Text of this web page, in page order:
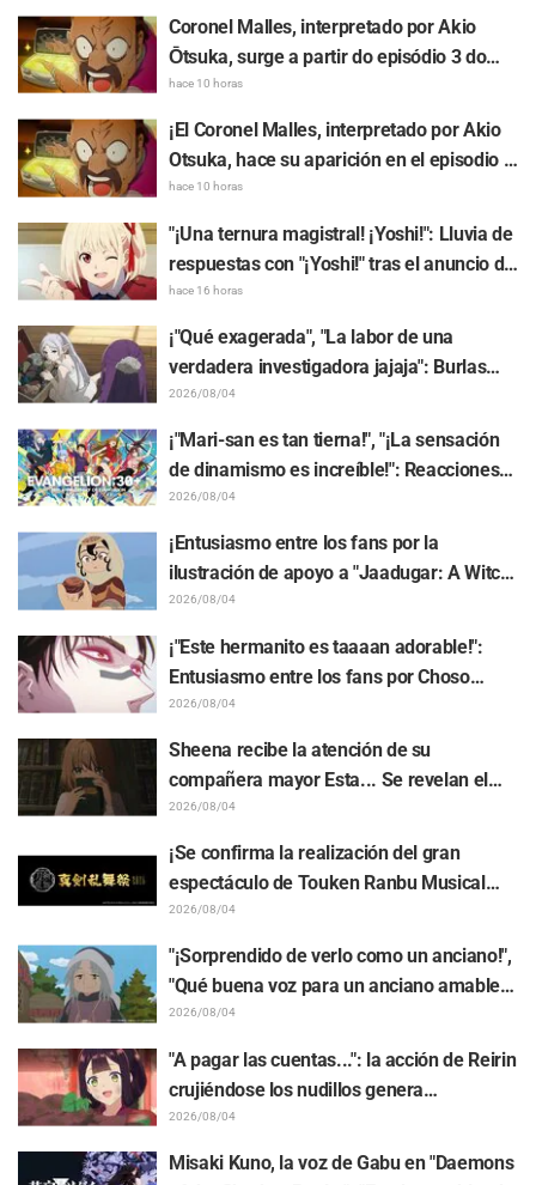
película de "Chiikawa": "Es más crudo de
lo imaginado", "Hablan puro de trabajo"
Coronel Malles, interpretado por Akio
Ōtsuka, surge a partir do episódio 3 do
anime de TV "The Ghost in the Shell"!
Comentário do elenco e arte final são
revelados
hace 10 horas
¡El Coronel Malles, interpretado por Akio
Otsuka, hace su aparición en el episodio 3
del anime de TV "The Ghost in the Shell"!
Revelan comentarios del elenco y la
tarjeta final (endcard)
hace 10 horas
"¡Una ternura magistral! ¡Yoshi!": Lluvia de
respuestas con "¡Yoshi!" tras el anuncio de
la colaboración entre "Lycoris Recoil" y
hace 16 horas
¡"Qué exagerada", "La labor de una
verdadera investigadora jajaja": Burlas
masivas por el peluche de Frieren
atrapado en un Mímic de exhibición en
"Frieren: Más allá del final del viaje"
2026/08/04
¡"Mari-san es tan tierna!", "¡La sensación
de dinamismo es increíble!": Reacciones
ante el hermoso dibujo revelado de
Hidenori Matsubara con las 3 chicas
vistiendo sus Plugsuits de "Neon Genesis
Evangelion"
2026/08/04
¡Entusiasmo entre los fans por la
ilustración de apoyo a "Jaadugar: A Witch
in Mongolia" realizada por el autor de
"Yowamushi Pedal"! "Esto es lo que pasa
cuando lo dibuja la persona con el estilo
2026/08/04
¡"Este hermanito es taaaan adorable!":
Entusiasmo entre los fans por Choso
acercándose a Yūji Itadori en la ilustración
especial de "Jujutsu Kaisen"
2026/08/04
Sheena recibe la atención de su
compañera mayor Esta... Se revelan el
sinopsis, capturas, avance WEB y póster
de episodio del capítulo 5 del anime "I
Want to Love You Till Your Dying Day"
2026/08/04
¡Se confirma la realización del gran
espectáculo de Touken Ranbu Musical
"Shinken Ranbu Sai 2026" a partir de
diciembre en 8 ciudades de Japón! Un
total de 44 Touken Danshi se reunirán en
el escenario
2026/08/04
"¡Sorprendido de verlo como un anciano!",
"Qué buena voz para un anciano amable":
la voz de Akira Ishida como líder tribal
impacta en el episodio 6 del anime
"Jaadugar: A Witch in Mongolia"
2026/08/04
"A pagar las cuentas...": la acción de Reirin
crujiéndose los nudillos genera
comentarios como "pura fuerza bruta
jajaja" y "miren esa cara" / "Though I Am
an Inept Villainess" episodio 4
2026/08/04
Misaki Kuno, la voz de Gabu en "Daemons